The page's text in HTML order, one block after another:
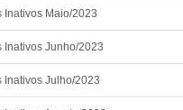
Inativos Maio/2023
Inativos Junho/2023
Inativos Julho/2023